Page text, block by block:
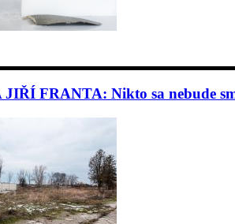
FRANTA: Nikto sa nebude